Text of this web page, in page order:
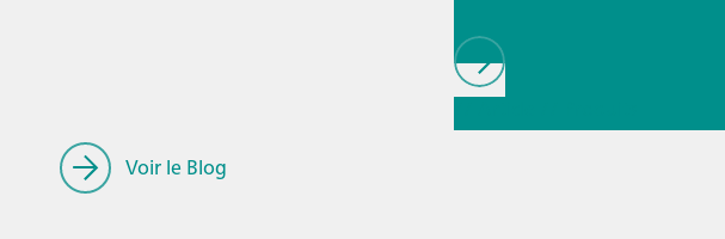
// Article
laitiers//
Voir le Blog